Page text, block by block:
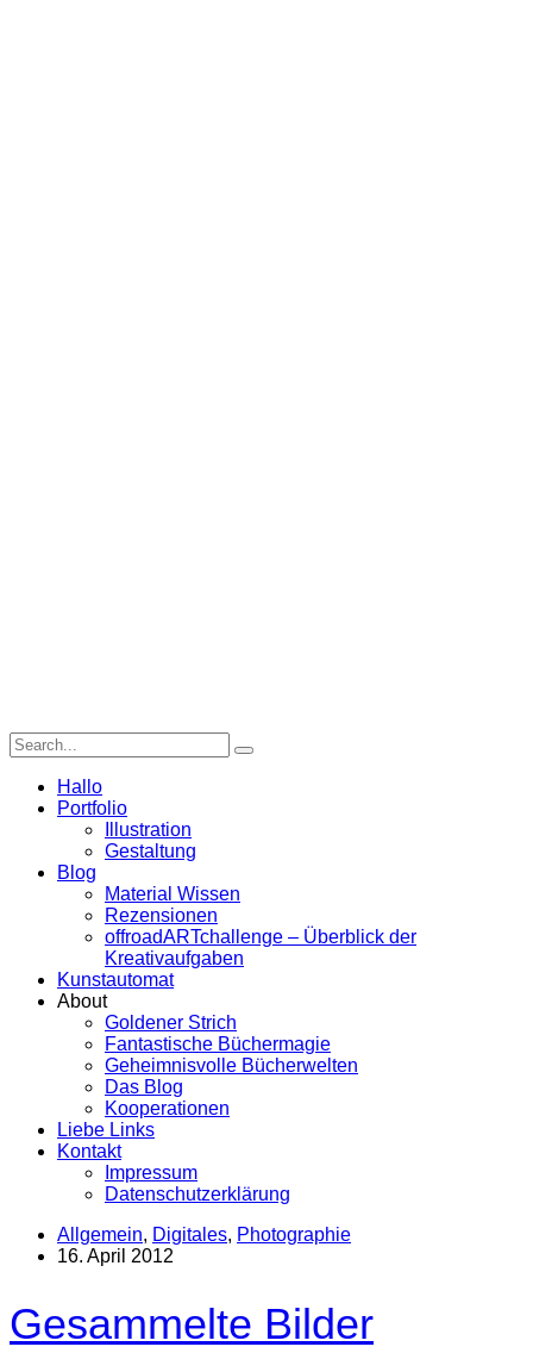
Hallo
Portfolio
Illustration
Gestaltung
Blog
Material Wissen
Rezensionen
offroadARTchallenge – Überblick der
Kreativaufgaben
Kunstautomat
About
Goldener Strich
Fantastische Büchermagie
Geheimnisvolle Bücherwelten
Das Blog
Kooperationen
Liebe Links
Kontakt
Impressum
Datenschutzerklärung
Allgemein, Digitales, Photographie
16. April 2012
Gesammelte Bilder